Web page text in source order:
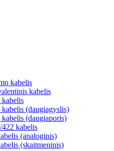
kabelis
kabelis
(daugiagyslis)
(daugiaporis)
kabelis
(analoginis)
(skaitmeninis)